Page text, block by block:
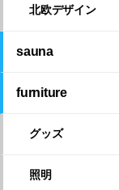
北欧デザイン
sauna
furniture
グッズ
照明